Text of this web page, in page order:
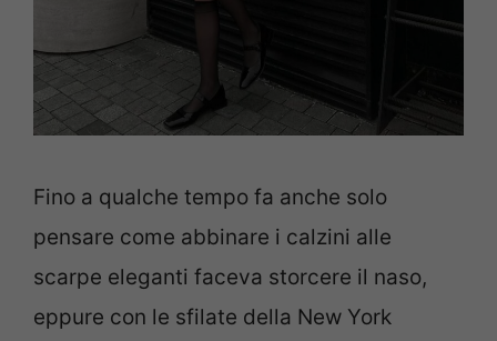
Fino a qualche tempo fa anche solo
pensare come abbinare i calzini alle
scarpe eleganti faceva storcere il naso,
eppure con le sfilate della New York